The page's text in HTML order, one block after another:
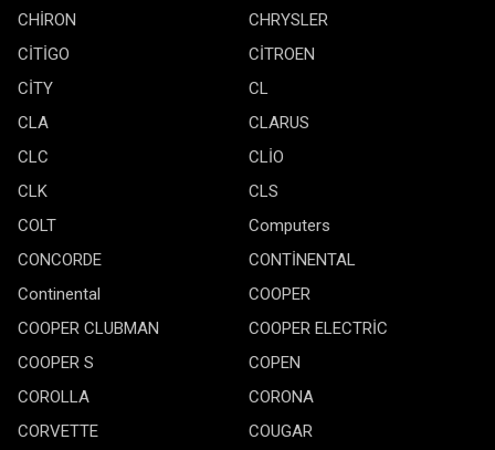
CHİRON
CHRYSLER
CİTİGO
CİTROEN
CİTY
CL
CLA
CLARUS
CLC
CLİO
CLK
CLS
COLT
Computers
CONCORDE
CONTİNENTAL
Continental
COOPER
COOPER CLUBMAN
COOPER ELECTRİC
COOPER S
COPEN
COROLLA
CORONA
CORVETTE
COUGAR